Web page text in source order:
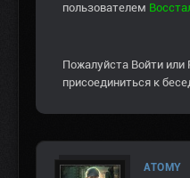
пользователем
Пожалуйста Войти или
присоединиться к
ATOMY